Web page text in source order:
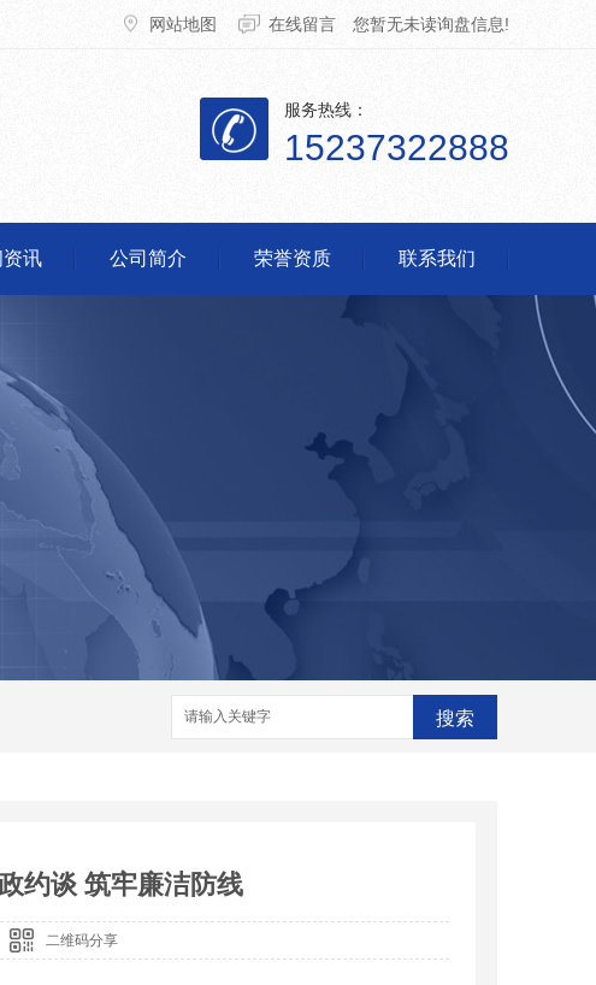
您暂无未读询盘信息!
网站地图 在线留言
服务热线：
15237322888
机
河南脱销设备
资讯
动态
必答
报道
公司简介 荣誉资质 联系我们
搜索
约谈 筑牢廉洁防线
二维码分享